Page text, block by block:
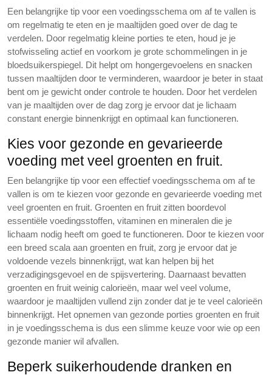
Een belangrijke tip voor een voedingsschema om af te vallen is
om regelmatig te eten en je maaltijden goed over de dag te
verdelen. Door regelmatig kleine porties te eten, houd je je
stofwisseling actief en voorkom je grote schommelingen in je
bloedsuikerspiegel. Dit helpt om hongergevoelens en snacken
tussen maaltijden door te verminderen, waardoor je beter in staat
bent om je gewicht onder controle te houden. Door het verdelen
van je maaltijden over de dag zorg je ervoor dat je lichaam
constant energie binnenkrijgt en optimaal kan functioneren.
Kies voor gezonde en gevarieerde
voeding met veel groenten en fruit.
Een belangrijke tip voor een effectief voedingsschema om af te
vallen is om te kiezen voor gezonde en gevarieerde voeding met
veel groenten en fruit. Groenten en fruit zitten boordevol
essentiële voedingsstoffen, vitaminen en mineralen die je
lichaam nodig heeft om goed te functioneren. Door te kiezen voor
een breed scala aan groenten en fruit, zorg je ervoor dat je
voldoende vezels binnenkrijgt, wat kan helpen bij het
verzadigingsgevoel en de spijsvertering. Daarnaast bevatten
groenten en fruit weinig calorieën, maar wel veel volume,
waardoor je maaltijden vullend zijn zonder dat je te veel calorieën
binnenkrijgt. Het opnemen van gezonde porties groenten en fruit
in je voedingsschema is dus een slimme keuze voor wie op een
gezonde manier wil afvallen.
Beperk suikerhoudende dranken en